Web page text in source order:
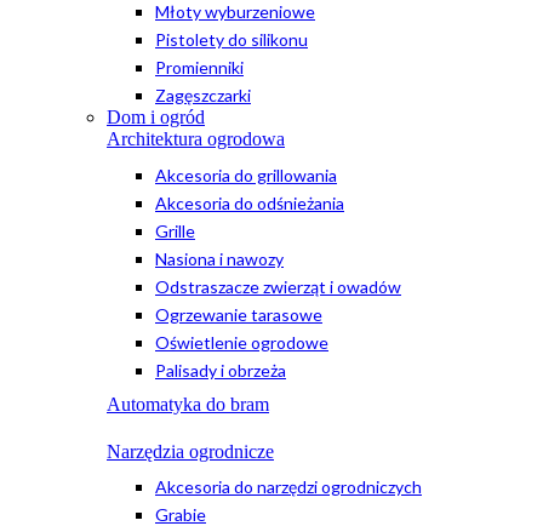
Młoty wyburzeniowe
Pistolety do silikonu
Promienniki
Zagęszczarki
Dom i ogród
Architektura ogrodowa
Akcesoria do grillowania
Akcesoria do odśnieżania
Grille
Nasiona i nawozy
Odstraszacze zwierząt i owadów
Ogrzewanie tarasowe
Oświetlenie ogrodowe
Palisady i obrzeża
Automatyka do bram
Narzędzia ogrodnicze
Akcesoria do narzędzi ogrodniczych
Grabie